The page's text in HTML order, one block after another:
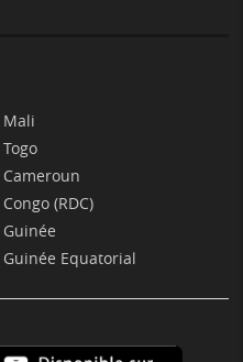
Mali
Togo
Cameroun
Congo (RDC)
Guinée
Guinée Equatorial